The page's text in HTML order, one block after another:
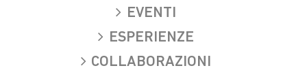
EVENTI
ESPERIENZE
COLLABORAZIONI